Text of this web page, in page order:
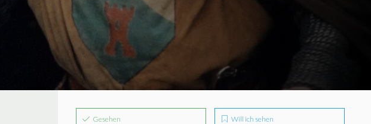
Gesehen Will ich sehen